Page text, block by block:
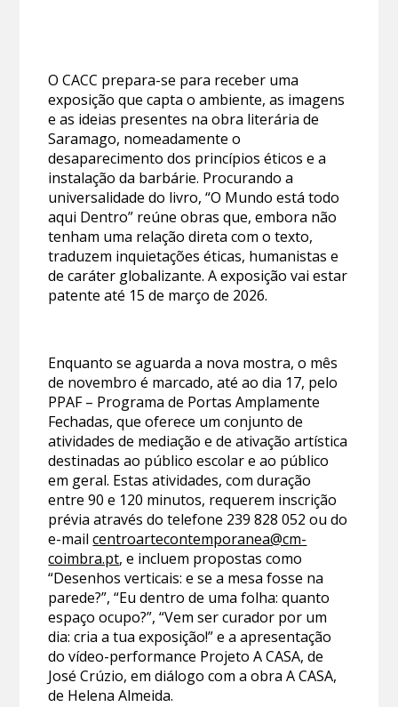
O CACC prepara-se para receber uma
exposição que capta o ambiente, as imagens
e as ideias presentes na obra literária de
Saramago, nomeadamente o
desaparecimento dos princípios éticos e a
instalação da barbárie. Procurando a
universalidade do livro, “O Mundo está todo
aqui Dentro” reúne obras que, embora não
tenham uma relação direta com o texto,
traduzem inquietações éticas, humanistas e
de caráter globalizante. A exposição vai estar
patente até 15 de março de 2026.
Enquanto se aguarda a nova mostra, o mês
de novembro é marcado, até ao dia 17, pelo
PPAF – Programa de Portas Amplamente
Fechadas, que oferece um conjunto de
atividades de mediação e de ativação artística
destinadas ao público escolar e ao público
em geral. Estas atividades, com duração
entre 90 e 120 minutos, requerem inscrição
prévia através do telefone 239 828 052 ou do
e-mailcentroartecontemporanea@cm-
coimbra.pt, e incluem propostas como
“Desenhos verticais: e se a mesa fosse na
parede?”, “Eu dentro de uma folha: quanto
espaço ocupo?”, “Vem ser curador por um
dia: cria a tua exposição!” e a apresentação
do vídeo-performance Projeto A CASA, de
José Crúzio, em diálogo com a obra A CASA,
de Helena Almeida.